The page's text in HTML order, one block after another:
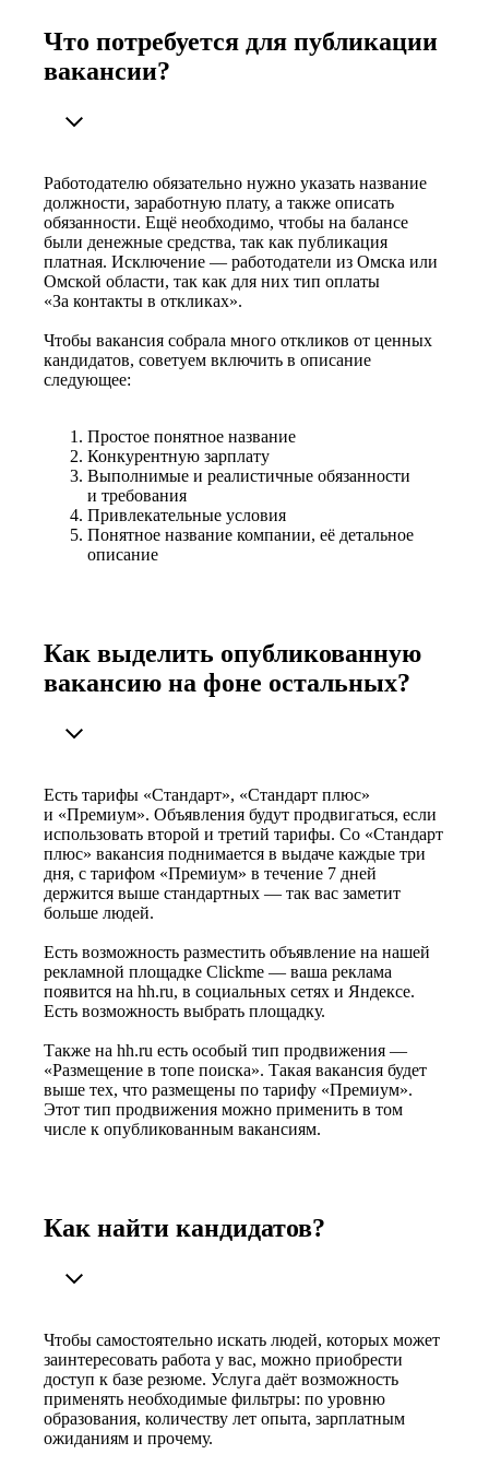
Что потребуется для публикации
вакансии?
Работодателю обязательно нужно указать название
должности, заработную плату, а также описать
обязанности. Ещё необходимо, чтобы на балансе
были денежные средства, так как публикация
платная. Исключение — работодатели из Омска или
Омской области, так как для них тип оплаты
«За контакты в откликах».
Чтобы вакансия собрала много откликов от ценных
кандидатов, советуем включить в описание
следующее:
Простое понятное название
Конкурентную зарплату
Выполнимые и реалистичные обязанности
и требования
Привлекательные условия
Понятное название компании, её детальное
описание
Как выделить опубликованную
вакансию на фоне остальных?
Есть тарифы «Стандарт», «Стандарт плюс»
и «Премиум». Объявления будут продвигаться, если
использовать второй и третий тарифы. Со «Стандарт
плюс» вакансия поднимается в выдаче каждые три
дня, с тарифом «Премиум» в течение 7 дней
держится выше стандартных — так вас заметит
больше людей.
Есть возможность разместить объявление на нашей
рекламной площадке Clickme — ваша реклама
появится на hh.ru, в социальных сетях и Яндексе.
Есть возможность выбрать площадку.
Также на hh.ru есть особый тип продвижения —
«Размещение в топе поиска». Такая вакансия будет
выше тех, что размещены по тарифу «Премиум».
Этот тип продвижения можно применить в том
числе к опубликованным вакансиям.
Как найти кандидатов?
Чтобы самостоятельно искать людей, которых может
заинтересовать работа у вас, можно приобрести
доступ к базе резюме. Услуга даёт возможность
применять необходимые фильтры: по уровню
образования, количеству лет опыта, зарплатным
ожиданиям и прочему.